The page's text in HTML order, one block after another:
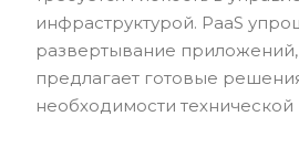
инфраструктурой. PaaS
развертывание приложений,
предлагает готовые
необходимости технической